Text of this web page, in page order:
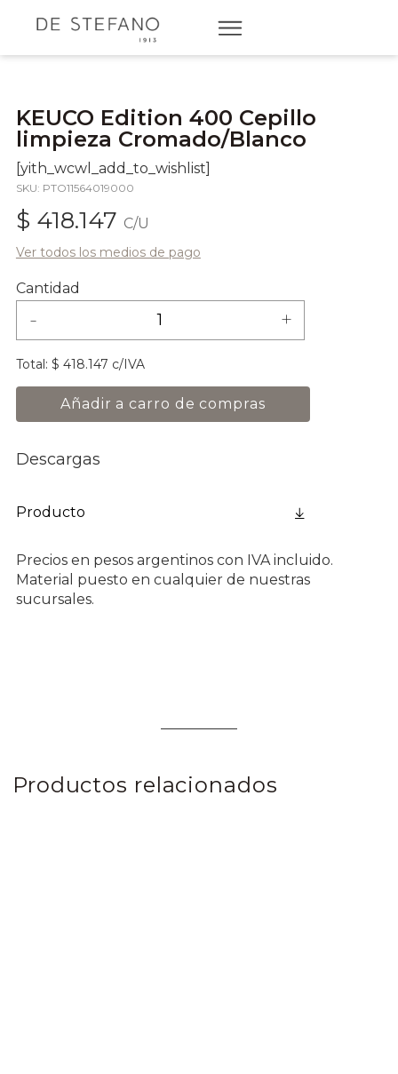
KEUCO Edition 400 Cepillo
limpieza Cromado/Blanco
[yith_wcwl_add_to_wishlist]
SKU: PTO11564019000
$ 418.147 C/U
Ver todos los medios de pago
Cantidad
- +
Total: $ 418.147 c/IVA
Añadir a carro de compras
Descargas
Producto
Precios en pesos argentinos con IVA incluido.
Material puesto en cualquier de nuestras
sucursales.
Productos relacionados